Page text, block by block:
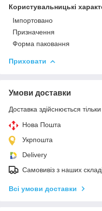
Користувальницькі
Імпортовано
Призначення
Форма паковання
Приховати
Умови доставки
Доставка здійснюється
Нова Пошта
Укрпошта
Delivery
Самовивіз з наших
Всі умови доставки